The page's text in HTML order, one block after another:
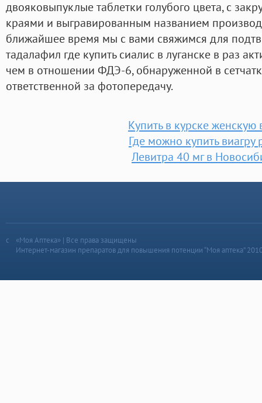
двояковыпуклые таблетки голубого цвета, с
краями и выгравированным названием
ближайшее время мы с вами свяжимся для
тадалафил где купить сиалис в луганске в раз
чем в отношении ФДЭ-6, обнаруженной в
ответственной за фотопередачу.
Купить в курске женскую
Где можно купить виагру
Левитра 40 мг в
«Моя Аптека» | Все права защищены
Интернет-магазин препаратов для повышения потенции “Моя аптека”